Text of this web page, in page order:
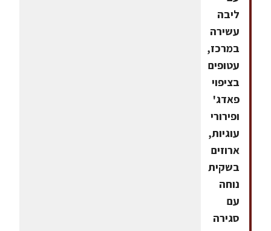
ליבה
עשירה
במרכז,
עטופים
בציפוי
פאדג'
ופירורי
עוגיות,
ארוזים
בשקית
נוחה
עם
סגירה